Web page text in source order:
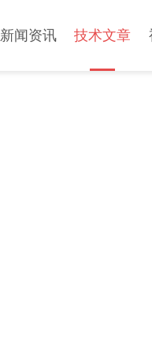
新闻资讯 技术文章